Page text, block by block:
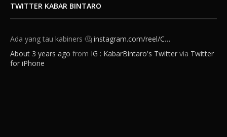
TWITTER KABAR BINTARO
Ada yang tau kabiners 🤔instagram.com/reel/C…
About 3 years ago from IG : KabarBintaro's Twitter via Twitter
for iPhone